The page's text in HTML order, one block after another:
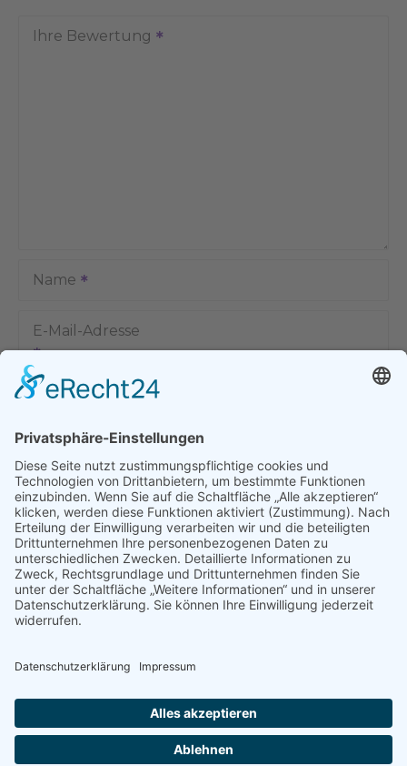
Ihre Bewertung
Name
E-Mail-Adresse
Name, E-Mail-Adresse und Website in diesem Browser für
© 2025 - RESTAURANTS IN LANDSHUT UND
UMGEBUNG